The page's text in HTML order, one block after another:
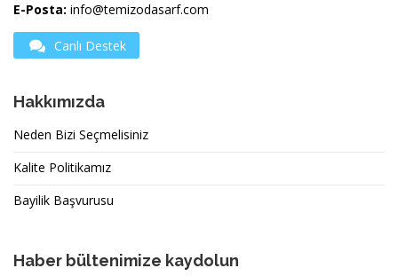
E-Posta: info@temizodasarf.com
Canlı Destek
Hakkımızda
Neden Bizi Seçmelisiniz
Kalite Politikamız
Bayilik Başvurusu
Haber bültenimize kaydolun